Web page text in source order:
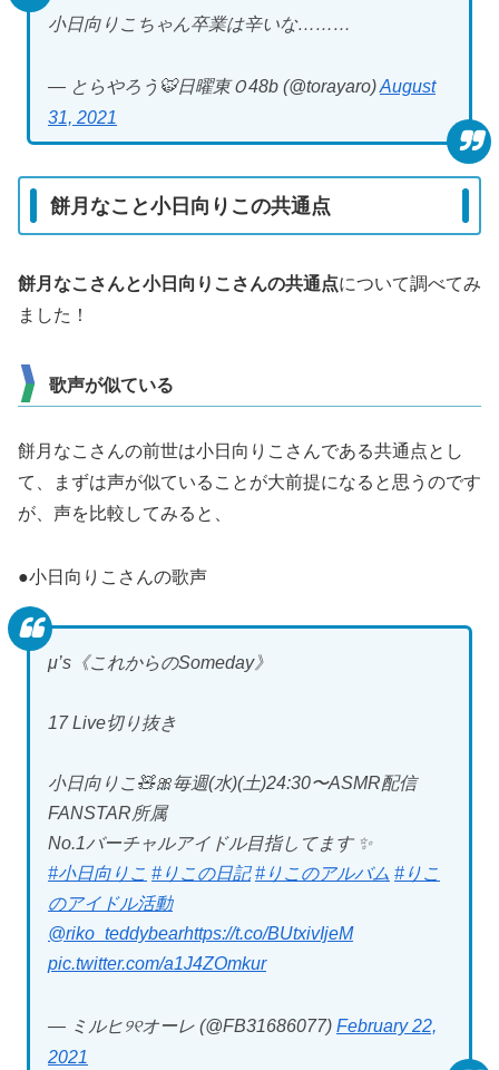
小日向りこちゃん卒業は辛いな………
— とらやろう🐯日曜東Ｏ48b (@torayaro)August
31, 2021
餅月なこと小日向りこの共通点
餅月なこさんと小日向りこさんの共通点について調べてみ
ました！
歌声が似ている
餅月なこさんの前世は小日向りこさんである共通点とし
て、まずは声が似ていることが大前提になると思うのです
が、声を比較してみると、
●小日向りこさんの歌声
μ’s《これからのSomeday》
17 Live切り抜き
小日向りこ🧸🎀毎週(水)(土)24:30〜ASMR配信
FANSTAR所属
No.1バーチャルアイドル目指してます ✨
#小日向りこ #りこの日記 #りこのアルバム #りこ
のアイドル活動
@riko_teddybearhttps://t.co/BUtxivIjeM
pic.twitter.com/a1J4ZOmkur
— ミルヒ୨୧オーレ (@FB31686077) February 22,
2021